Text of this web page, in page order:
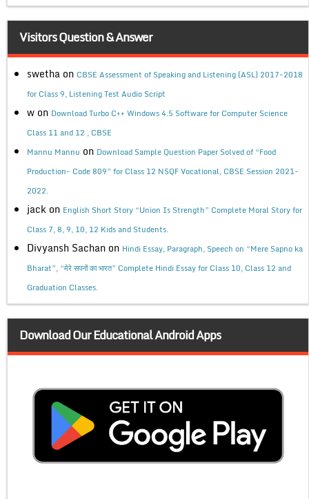
Visitors Question & Answer
swetha on CBSE Assessment of Speaking and Listening (ASL) 2017-2018
for Class 9, Listening Test Audio Script
w on Download Turbo C++ Windows 4.5 Software for Computer Science
Class 11 and 12 , CBSE
Mannu Mannu on Download Sample Question Paper Solved of “Food
Production- Code 809” for Class 12 NSQF Vocational, CBSE Session 2021-
2022.
jack on English Short Story “Union Is Strength” Complete Moral Story for
Class 7, 8, 9, 10, 12 Kids and Students.
Divyansh Sachan on Hindi Essay, Paragraph, Speech on “Mere Sapno ka
Bharat”, “मेरे सपनों का भारत” Complete Hindi Essay for Class 10, Class 12 and
Graduation Classes.
Download Our Educational Android Apps